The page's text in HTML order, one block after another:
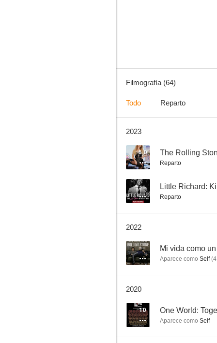
6.0
Gimme Shelter
--
Filmografía (64)
Todo Reparto
2023
6.0 The Rolling
Reparto
-- Little Richard:
Reparto
2022
-- Mi vida como
Aparece como Self(4
2020
10 One World:
Aparece como Self